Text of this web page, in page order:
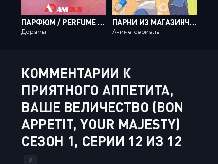
ПАРФЮМ / PERFUME [16 ИЗ 16]
Дорамы
ПАРНИ ИЗ МАГАЗИНЧИКА / KONBINI KARESHI [12 ИЗ 12]
Аниме сериалы
КОММЕНТАРИИ К
ПРИЯТНОГО АППЕТИТА,
ВАШЕ ВЕЛИЧЕСТВО (BON
APPETIT, YOUR MAJESTY)
СЕЗОН 1, СЕРИИ 12 ИЗ 12
2